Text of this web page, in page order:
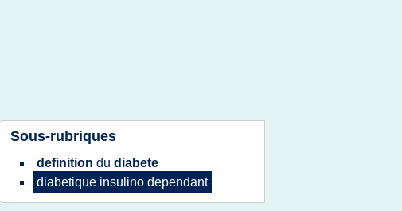
Sous-rubriques
definition du diabete
diabetique insulino dependant